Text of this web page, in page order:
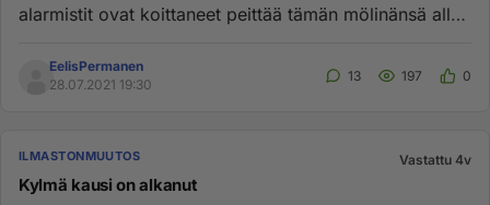
alarmistit ovat koittaneet peittää tämän mölinänsä alle,
EelisPermanen
28.07.2021 19:30
13 197 0
ILMASTONMUUTOS Vastattu 4v
Kylmä kausi on alkanut